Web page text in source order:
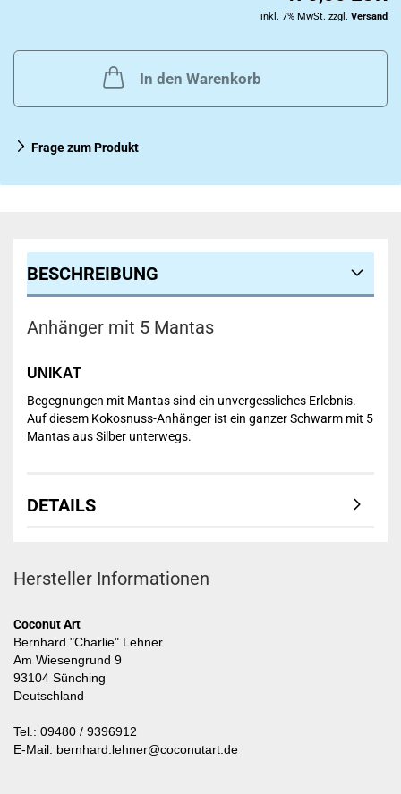
inkl. 7% MwSt. zzgl. Versand
In den Warenkorb
Frage zum Produkt
BESCHREIBUNG
Anhänger mit 5 Mantas
UNIKAT
Begegnungen mit Mantas sind ein unvergessliches Erlebnis.
Auf diesem Kokosnuss-Anhänger ist ein ganzer Schwarm mit 5
Mantas aus Silber unterwegs.
DETAILS
Hersteller Informationen
Coconut Art
Bernhard "Charlie" Lehner
Am Wiesengrund 9
93104 Sünching
Deutschland
Tel.: 09480 / 9396912
E-Mail: bernhard.lehner@coconutart.de